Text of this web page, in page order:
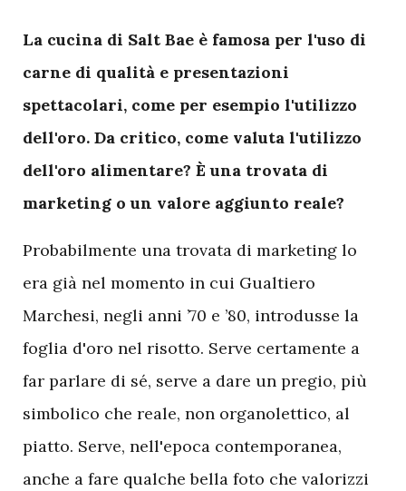
La cucina di Salt Bae è famosa per l'uso di
carne di qualità e presentazioni
spettacolari, come per esempio l'utilizzo
dell'oro. Da critico, come valuta l'utilizzo
dell'oro alimentare? È una trovata di
marketing o un valore aggiunto reale?
Probabilmente una trovata di marketing lo
era già nel momento in cui Gualtiero
Marchesi, negli anni ’70 e ’80, introdusse la
foglia d'oro nel risotto. Serve certamente a
far parlare di sé, serve a dare un pregio, più
simbolico che reale, non organolettico, al
piatto. Serve, nell'epoca contemporanea,
anche a fare qualche bella foto che valorizzi